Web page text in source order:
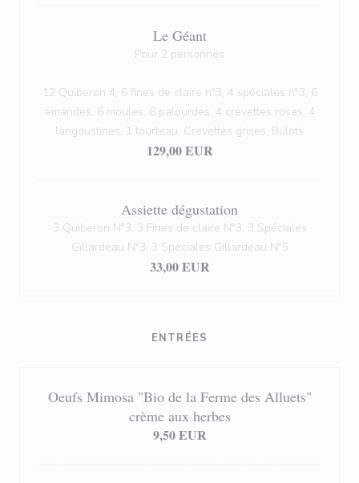
Le Géant
Pour 2 personnes
12 Quiberon 4, 6 fines de claire n°3, 4 spéciales n°3, 6
amandes, 6 moules, 6 palourdes, 4 crevettes roses, 4
langoustines, 1 tourteau, Crevettes grises, Bulots
129,00 EUR
Assiette dégustation
3 Quiberon N°3, 3 Fines de claire N°3, 3 Spéciales
Gillardeau N°3, 3 Spéciales Gillardeau N°5
33,00 EUR
ENTRÉES
Oeufs Mimosa "Bio de la Ferme des Alluets"
crème aux herbes
9,50 EUR